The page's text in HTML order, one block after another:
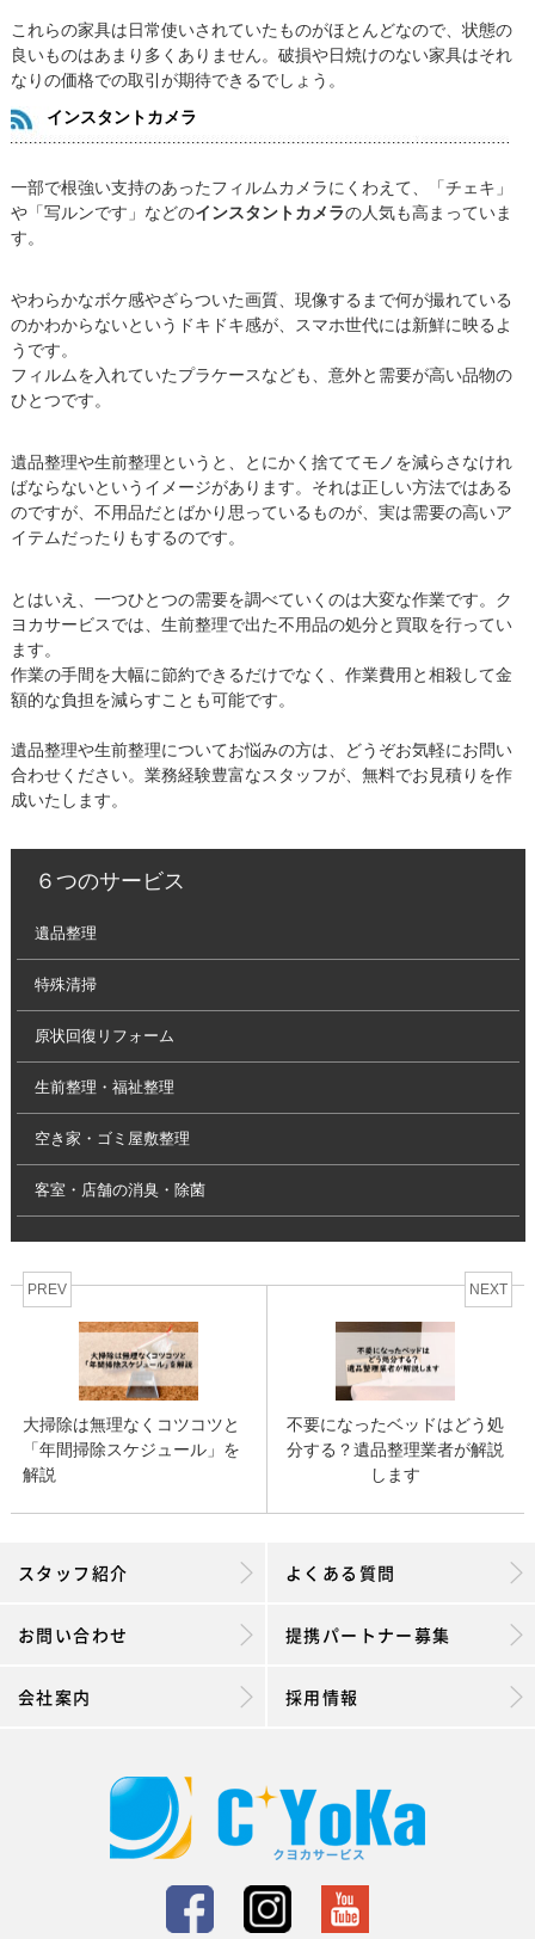
これらの家具は日常使いされていたものがほとんどなので、状態の
良いものはあまり多くありません。破損や日焼けのない家具はそれ
なりの価格での取引が期待できるでしょう。
インスタントカメラ
一部で根強い支持のあったフィルムカメラにくわえて、「チェキ」
や「写ルンです」などのインスタントカメラの人気も高まっていま
す。
やわらかなボケ感やざらついた画質、現像するまで何が撮れている
のかわからないというドキドキ感が、スマホ世代には新鮮に映るよ
うです。
フィルムを入れていたプラケースなども、意外と需要が高い品物の
ひとつです。
遺品整理や生前整理というと、とにかく捨ててモノを減らさなけれ
ばならないというイメージがあります。それは正しい方法ではある
のですが、不用品だとばかり思っているものが、実は需要の高いア
イテムだったりもするのです。
とはいえ、一つひとつの需要を調べていくのは大変な作業です。ク
ヨカサービスでは、生前整理で出た不用品の処分と買取を行ってい
ます。
作業の手間を大幅に節約できるだけでなく、作業費用と相殺して金
額的な負担を減らすことも可能です。
遺品整理や生前整理についてお悩みの方は、どうぞお気軽にお問い
合わせください。業務経験豊富なスタッフが、無料でお見積りを作
成いたします。
６つのサービス
遺品整理
特殊清掃
原状回復リフォーム
生前整理・福祉整理
空き家・ゴミ屋敷整理
客室・店舗の消臭・除菌
PREV
大掃除は無理なくコツコツと
「年間掃除スケジュール」を
解説
NEXT
不要になったベッドはどう処
分する？遺品整理業者が解説
します
スタッフ紹介 よくある質問
お問い合わせ 提携パートナー募集
会社案内 採用情報